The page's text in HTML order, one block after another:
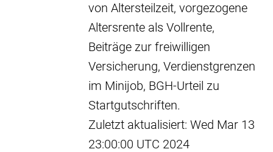
von Altersteilzeit, vorgezogene
Altersrente als Vollrente,
Beiträge zur freiwilligen
Versicherung, Verdienstgrenzen
im Minijob, BGH-Urteil zu
Startgutschriften.
Zuletzt aktualisiert: Wed Mar 13
23:00:00 UTC 2024